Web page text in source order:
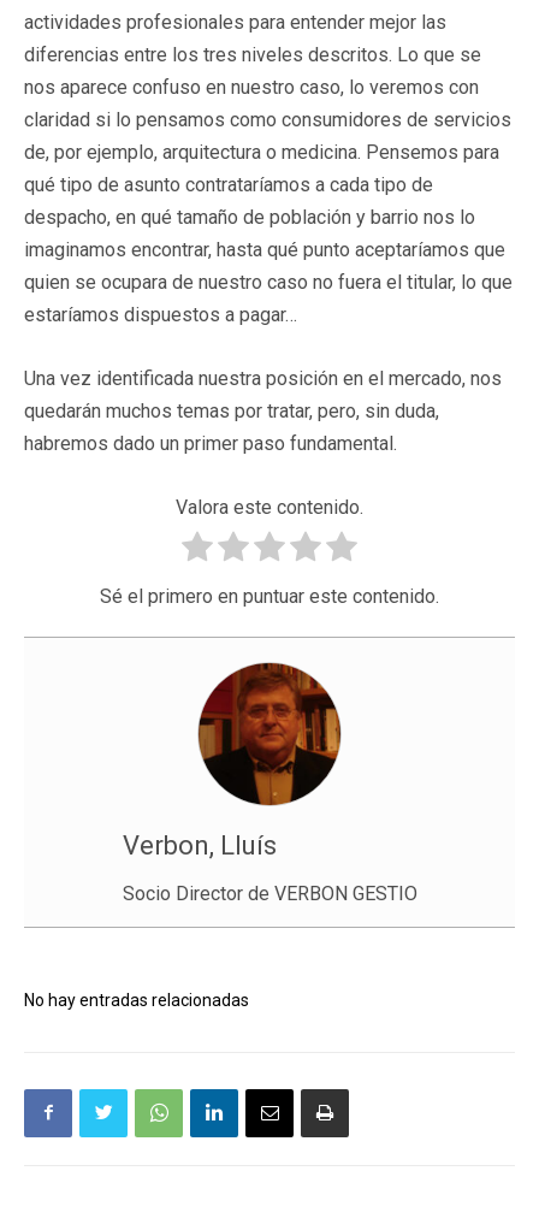
actividades profesionales para entender mejor las
diferencias entre los tres niveles descritos. Lo que se
nos aparece confuso en nuestro caso, lo veremos con
claridad si lo pensamos como consumidores de servicios
de, por ejemplo, arquitectura o medicina. Pensemos para
qué tipo de asunto contrataríamos a cada tipo de
despacho, en qué tamaño de población y barrio nos lo
imaginamos encontrar, hasta qué punto aceptaríamos que
quien se ocupara de nuestro caso no fuera el titular, lo que
estaríamos dispuestos a pagar…
Una vez identificada nuestra posición en el mercado, nos
quedarán muchos temas por tratar, pero, sin duda,
habremos dado un primer paso fundamental.
Valora este contenido.
Sé el primero en puntuar este contenido.
Verbon, Lluís
Socio Director de VERBON GESTIO
No hay entradas relacionadas